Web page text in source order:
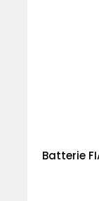
Batterie